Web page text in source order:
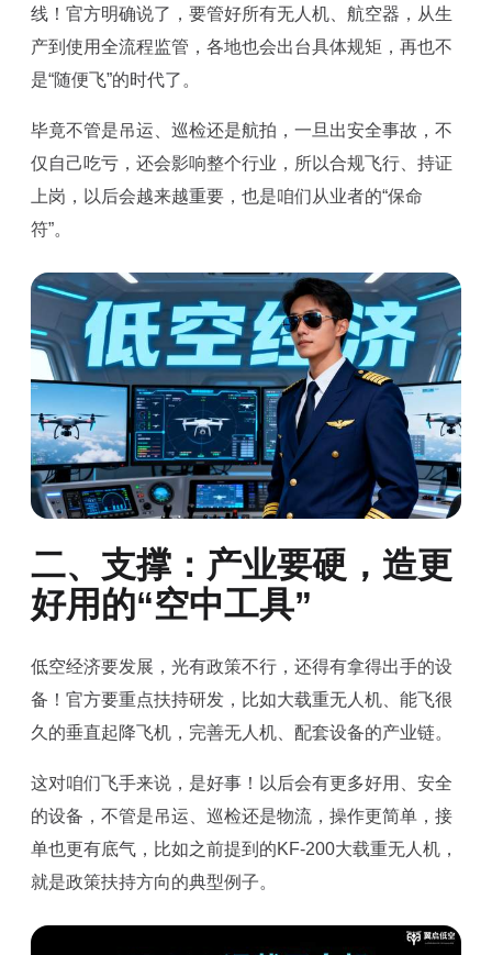
线！官方明确说了，要管好所有无人机、航空器，从生
产到使用全流程监管，各地也会出台具体规矩，再也不
是“随便飞”的时代了。
毕竟不管是吊运、巡检还是航拍，一旦出安全事故，不
仅自己吃亏，还会影响整个行业，所以合规飞行、持证
上岗，以后会越来越重要，也是咱们从业者的“保命
符”。
二、支撑：产业要硬，造更
好用的“空中工具”
低空经济要发展，光有政策不行，还得有拿得出手的设
备！官方要重点扶持研发，比如大载重无人机、能飞很
久的垂直起降飞机，完善无人机、配套设备的产业链。
这对咱们飞手来说，是好事！以后会有更多好用、安全
的设备，不管是吊运、巡检还是物流，操作更简单，接
单也更有底气，比如之前提到的KF-200大载重无人机，
就是政策扶持方向的典型例子。